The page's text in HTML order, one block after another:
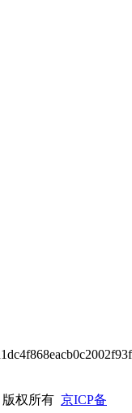
权所有 京ICP备